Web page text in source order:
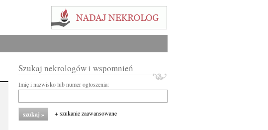
Szukaj nekrologów i wspomnień
Imię i nazwisko lub numer ogłoszenia:
+ szukanie zaawansowane